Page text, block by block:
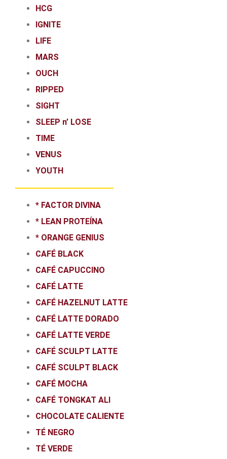
HCG
IGNITE
LIFE
MARS
OUCH
RIPPED
SIGHT
SLEEP n’ LOSE
TIME
VENUS
YOUTH
* FACTOR DIVINA
* LEAN PROTEÍNA
* ORANGE GENIUS
CAFÉ BLACK
CAFÉ CAPUCCINO
CAFÉ LATTE
CAFÉ HAZELNUT LATTE
CAFÉ LATTE DORADO
CAFÉ LATTE VERDE
CAFÉ SCULPT LATTE
CAFÉ SCULPT BLACK
CAFÉ MOCHA
CAFÉ TONGKAT ALI
CHOCOLATE CALIENTE
TÉ NEGRO
TÉ VERDE